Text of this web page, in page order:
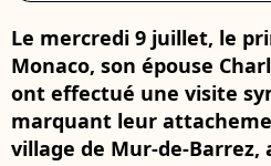
Le mercredi 9 juillet, le
Monaco, son épouse
ont effectué une visite
marquant leur
village de Mur-de-